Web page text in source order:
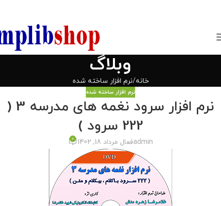
وبلاگ
خانه نرم افزار ساخته شده
نرم افزار ساخته شده
نرم افزار سرود نغمه های مدرسه 3 (
222 سرود )
adminفعال مرداد 18, 1402 0